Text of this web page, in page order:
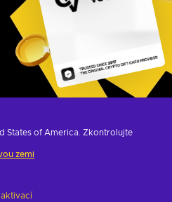
States of America. Zkontrolujte
zemi